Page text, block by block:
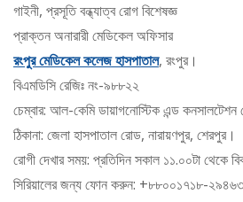
গাইনী, প্রসূতি বন্ধ্যাত্ব রোগ বিশেষজ্ঞ
প্রাক্তন অনারারী মেডিকেল অফিসার
রংপুর মেডিকেল কলেজ হাসপাতাল, রংপুর।
বিএমডিসি রেজিঃ নং-৯৮৮২২
চেম্বার: আল-কেমি ডায়াগনোস্টিক এন্ড কনসালটেশন
ঠিকানা: জেলা হাসপাতাল রোড, নারায়ণপুর, শেরপুর।
রোগী দেখার সময়: প্রতিদিন সকাল ১১.০০টা থেকে
সিরিয়ালের জন্য ফোন করুন: +৮৮০০১৭১৮-